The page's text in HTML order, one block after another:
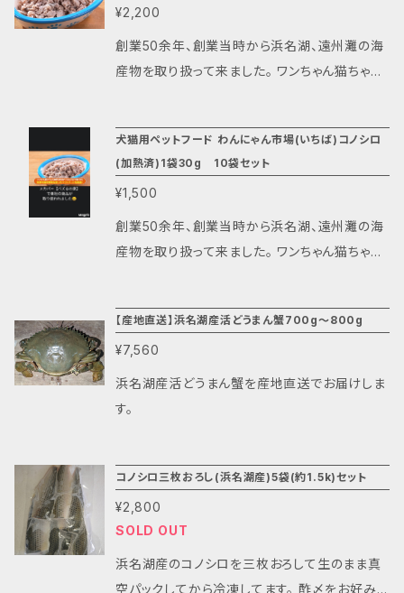
ていただけるよう、味のバランスにもこだわりま
した。 味だけではなく、ご家庭でも手軽に使いや
すい小分けにして真空冷凍状態でお届けするこ
最適です。 添加物、着色料、保存料不使用の天
然素材。 完全手作り 材料名 コノシロ 内容量 6
0g １袋当たり 115.8kカロリー 保存方法 要冷
凍(－10℃以下) 解凍後はお早めにお使いくだ
さい 消費期限 約６ヶ月(冷凍時) 製造者 ㈲丸江
¥2,200
創業50余年、創業当時から浜名湖、遠州灘の海
産物を取り扱って来ました。 ワンちゃん猫ちゃん
ットフードを作りました。 この商品はワンちゃん
ネコちゃんのご飯に気を付けている飼い主様に
もぴったりです。コノシロは小骨が多い魚なので
食べやすさも兼ねてミキサーで細かくミンチにし
ております。 使いやすいように真空冷凍状態で1
ード わんにゃん市場(いちば) コノシロ コノシロ
～ 添加物、着色料、保存料不使用の天然素材。
完全手作り 材料名 コノシロ 内容量 30g １袋
係なく一律¥2,000となります。 保存方法 要冷
凍(－10℃以下) 消費期限 約６ヶ月(冷凍時) 製
造者 ㈲丸江商店 製造工場 静岡県湖西市新所
犬猫用ペットフード わんにゃん市場(いちば)コノシロ
(加熱済)1袋30g 10袋セット
¥1,500
創業50余年、創業当時から浜名湖、遠州灘の海
産物を取り扱って来ました。 ワンちゃん猫ちゃん
ットフードを作りました。 この商品はワンちゃん
ネコちゃんのご飯に気を付けている飼い主様に
もぴったりです。コノシロは小骨が多い魚なので
食べやすさも兼ねてミキサーで細かくミンチにし
トフード 人も食べれるよ 鮮魚を使ったペットフ
ード わんにゃん市場(いちば) コノシロ コノシロ
～ 添加物、着色料、保存料不使用の天然素材。
完全手作り 材料名 コノシロ 内容量 30g １袋
当たり 48kカロリー 保存方法 要冷凍(－10℃
【産地直送】浜名湖産活どうまん蟹700g〜800g
¥7,560
浜名湖産活どうまん蟹を産地直送でお届けしま
す。
コノシロ三枚おろし(浜名湖産)5袋(約1.5k)セット
¥2,800
SOLD OUT
浜名湖産のコノシロを三枚おろして生のまま真
空パックしてから冷凍してます。 酢〆をお好みの